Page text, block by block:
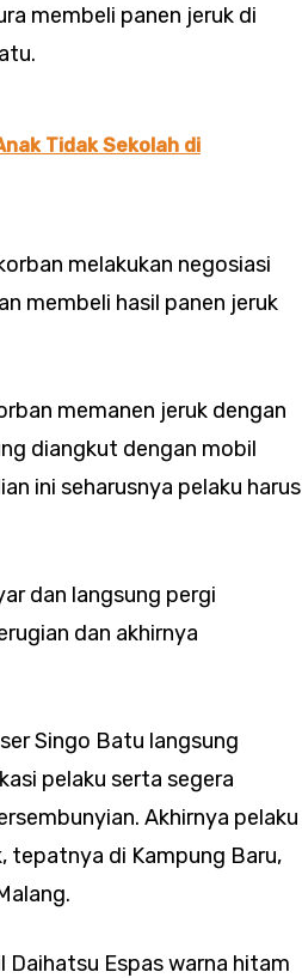
membeli panen jeruk di
Tidak Sekolah di
melakukan negosiasi
membeli hasil panen jeruk
memanen jeruk dengan
diangkut dengan mobil
ini seharusnya pelaku harus
dan langsung pergi
dan akhirnya
Singo Batu langsung
pelaku serta segera
Akhirnya pelaku
tepatnya di Kampung Baru,
Espas warna hitam